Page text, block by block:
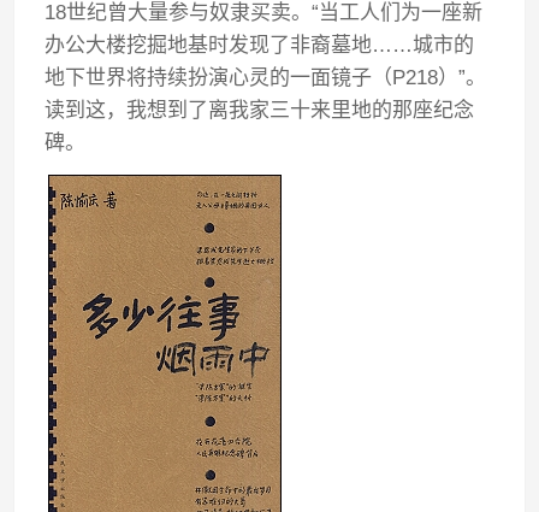
18世纪曾大量参与奴隶买卖。“当工人们为一座新
办公大楼挖掘地基时发现了非裔墓地……城市的
地下世界将持续扮演心灵的一面镜子（P218）”。
读到这，我想到了离我家三十来里地的那座纪念
碑。